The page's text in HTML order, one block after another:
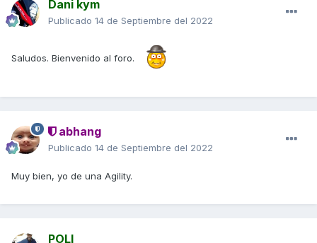
Dani kym
Publicado 14 de Septiembre del 2022
Saludos. Bienvenido al foro.
abhang
Publicado 14 de Septiembre del 2022
Muy bien, yo de una Agility.
POLI